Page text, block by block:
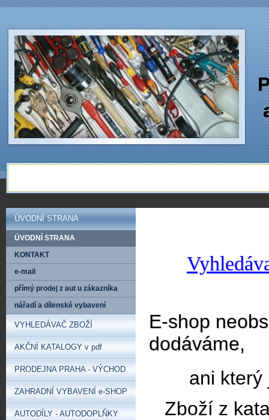
E-shop
dodáváme,
ani který
Zboží z
ÚVODNÍ STRANA
ÚVODNÍ STRANA
KONTAKT
e-mail
přímý prodej z aut u zákazníka
nářadí a dílenské vybavení
VYHLEDÁVAČ ZBOŽÍ
AKČNÍ KATALOGY v pdf
PRODEJNA PRAHA - VÝCHOD
ZAHRADNÍ VYBAVENÍ e-SHOP
AUTODÍLY - AUTODOPLŇKY